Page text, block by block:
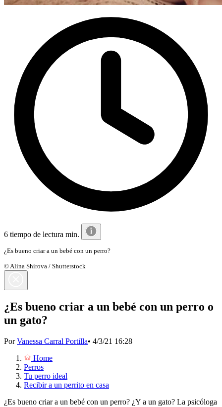
6 tiempo de lectura min.
¿Es bueno criar a un bebé con un perro?
© Alina Shirova / Shutterstock
¿Es bueno criar a un bebé con un perro o
un gato?
PorVanessa Carral Portilla• 4/3/21 16:28
Home
Perros
Tu perro ideal
Recibir a un perrito en casa
¿Es bueno criar a un bebé con un perro? ¿Y a un gato? La psicóloga